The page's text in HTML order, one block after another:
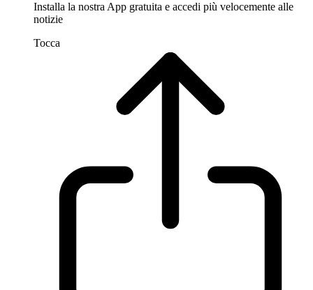
Installa la nostra App gratuita e accedi più velocemente alle
notizie
Tocca